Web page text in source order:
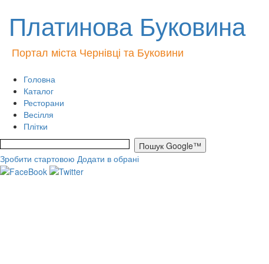
Платинова Буковина
Портал міста Чернівці та Буковини
Головна
Каталог
Ресторани
Весілля
Плітки
Зробити стартовою Додати в обрані